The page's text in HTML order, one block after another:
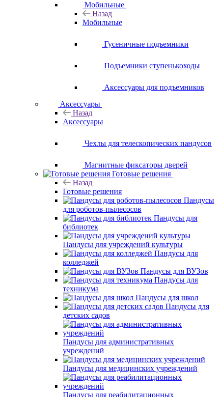
Мобильные
Назад
Мобильные
Гусеничные подъемники
Подъемники ступенькоходы
Аксессуары для подъемников
Аксессуары
Назад
Аксессуары
Чехлы для телескопических пандусов
Магнитные фиксаторы дверей
Готовые решения
Назад
Готовые решения
Пандусы
для роботов-пылесосов
Пандусы для
библиотек
Пандусы для учреждений культуры
Пандусы для
колледжей
Пандусы для ВУЗов
Пандусы для
техникума
Пандусы для школ
Пандусы для
детских садов
Пандусы для административных
учреждений
Пандусы для медицинских учреждений
Пандусы для реабилитационных